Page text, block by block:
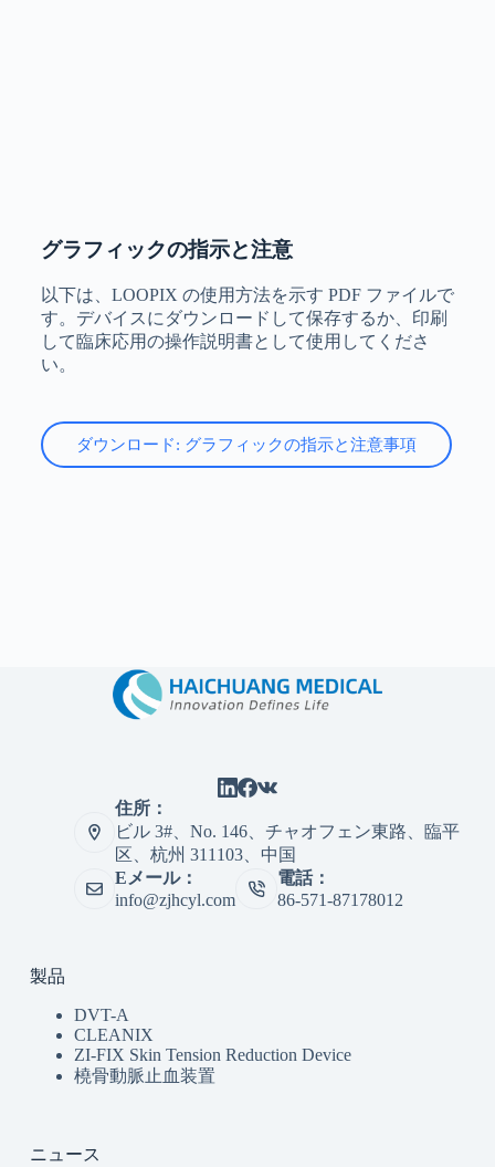
グラフィックの指示と注意
以下は、LOOPIX の使用方法を示す PDF ファイルで
す。デバイスにダウンロードして保存するか、印刷
して臨床応用の操作説明書として使用してくださ
い。
ダウンロード: グラフィックの指示と注意事項
住所：
ビル 3#、No. 146、チャオフェン東路、臨平
区、杭州 311103、中国
Eメール：
info@zjhcyl.com
電話：
86-571-87178012
製品
DVT-A
CLEANIX
ZI-FIX Skin Tension Reduction Device
橈骨動脈止血装置
ニュース